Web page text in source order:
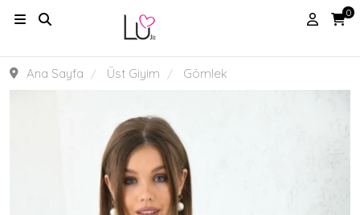
0
Ana Sayfa Üst Giyim Gömlek